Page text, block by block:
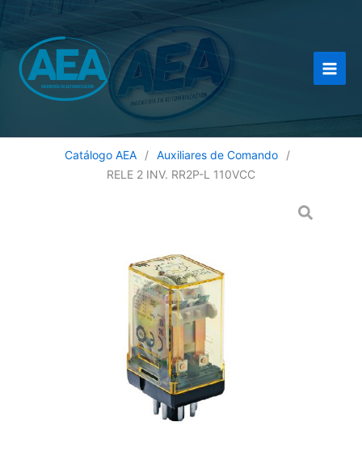
al
contenido
Catálogo AEA / Auxiliares de Comando
/
RELE 2 INV. RR2P-L 110VCC